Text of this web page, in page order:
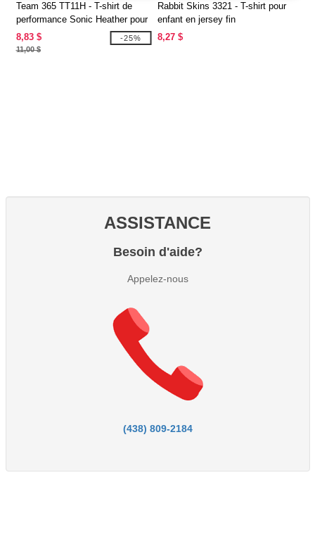
Team 365 TT11H - T-shirt de
performance Sonic Heather pour
hommes
8,83 $
11,00 $
-25%
Rabbit Skins 3321 - T-shirt pour
enfant en jersey fin
8,27 $
ASSISTANCE
Besoin d'aide?
Appelez-nous
(438) 809-2184